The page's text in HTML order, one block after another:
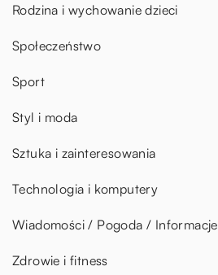
Rodzina i wychowanie dzieci
Społeczeństwo
Sport
Styl i moda
Sztuka i zainteresowania
Technologia i komputery
Wiadomości / Pogoda / Informacje
Zdrowie i fitness